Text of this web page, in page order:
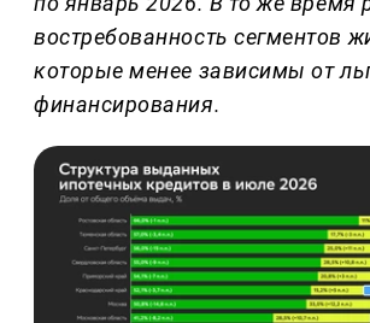
востребованность сегментов
которые менее зависимы от
финансирования.